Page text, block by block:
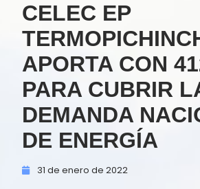
CELEC EP
APORTA CON
PARA CUBRIR
DEMANDA
DE ENERGÍA
31 de enero de 2022